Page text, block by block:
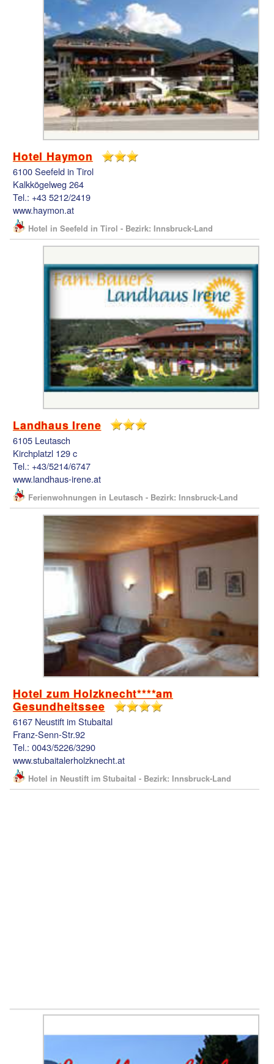
Hotel Haymon
6100 Seefeld in Tirol
Kalkkögelweg 264
Tel.: +43 5212/2419
www.haymon.at
Hotel in Seefeld in Tirol - Bezirk: Innsbruck-Land
Landhaus Irene
6105 Leutasch
Kirchplatzl 129 c
Tel.: +43/5214/6747
www.landhaus-irene.at
Ferienwohnungen in Leutasch - Bezirk: Innsbruck-Land
Hotel zum Holzknecht****am
Gesundheitssee
6167 Neustift im Stubaital
Franz-Senn-Str.92
Tel.: 0043/5226/3290
www.stubaitalerholzknecht.at
Hotel in Neustift im Stubaital - Bezirk: Innsbruck-Land